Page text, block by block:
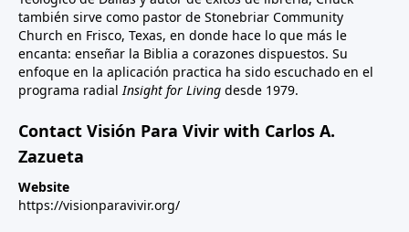
también sirve como pastor de Stonebriar Community
Church en Frisco, Texas, en donde hace lo que más le
encanta: enseñar la Biblia a corazones dispuestos. Su
enfoque en la aplicación practica ha sido escuchado en el
programa radialInsight for Living desde 1979.
Contact Visión Para Vivir with Carlos A.
Zazueta
Website
https://visionparavivir.org/